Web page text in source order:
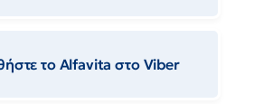
το Αlfavita στο Viber